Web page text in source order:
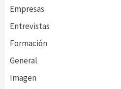
Empresas
Entrevistas
Formación
General
Imagen